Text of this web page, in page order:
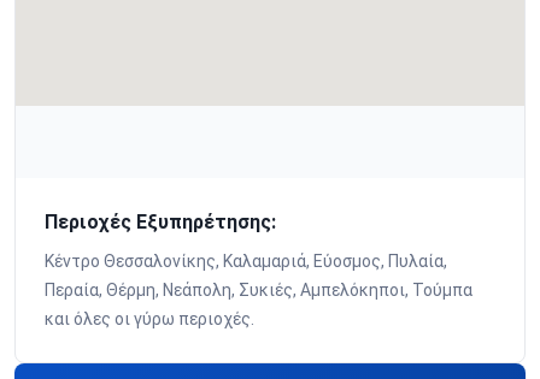
Περιοχές Εξυπηρέτησης:
Κέντρο Θεσσαλονίκης, Καλαμαριά, Εύοσμος, Πυλαία,
Περαία, Θέρμη, Νεάπολη, Συκιές, Αμπελόκηποι, Τούμπα
και όλες οι γύρω περιοχές.